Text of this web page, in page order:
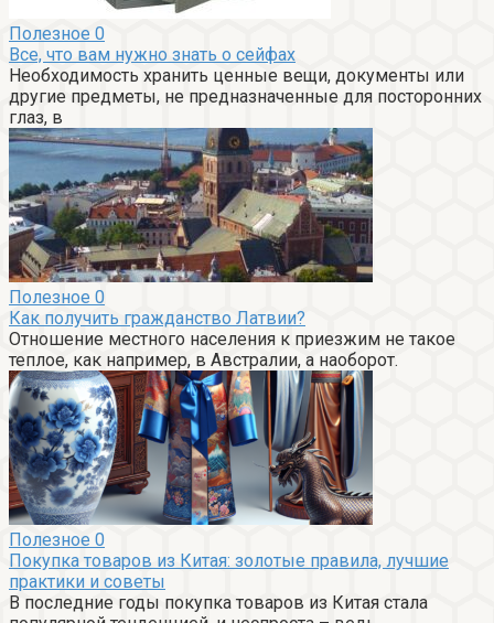
Полезное 0
Все, что вам нужно знать о сейфах
Необходимость хранить ценные вещи, документы или
другие предметы, не предназначенные для посторонних
глаз, в
Полезное 0
Как получить гражданство Латвии?
Отношение местного населения к приезжим не такое
теплое, как например, в Австралии, а наоборот.
Полезное 0
Покупка товаров из Китая: золотые правила, лучшие
практики и советы
В последние годы покупка товаров из Китая стала